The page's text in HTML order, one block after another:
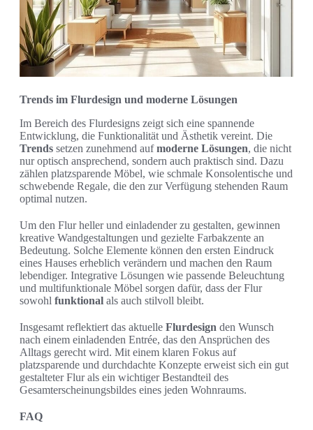
Trends im Flurdesign und moderne Lösungen
Im Bereich des Flurdesigns zeigt sich eine spannende
Entwicklung, die Funktionalität und Ästhetik vereint. Die
Trends setzen zunehmend aufmoderne Lösungen, die nicht
nur optisch ansprechend, sondern auch praktisch sind. Dazu
zählen platzsparende Möbel, wie schmale Konsolentische und
schwebende Regale, die den zur Verfügung stehenden Raum
optimal nutzen.
Um den Flur heller und einladender zu gestalten, gewinnen
kreative Wandgestaltungen und gezielte Farbakzente an
Bedeutung. Solche Elemente können den ersten Eindruck
eines Hauses erheblich verändern und machen den Raum
lebendiger. Integrative Lösungen wie passende Beleuchtung
und multifunktionale Möbel sorgen dafür, dass der Flur
sowohl funktional als auch stilvoll bleibt.
Insgesamt reflektiert das aktuelle Flurdesign den Wunsch
nach einem einladenden Entrée, das den Ansprüchen des
Alltags gerecht wird. Mit einem klaren Fokus auf
platzsparende und durchdachte Konzepte erweist sich ein gut
gestalteter Flur als ein wichtiger Bestandteil des
Gesamterscheinungsbildes eines jeden Wohnraums.
FAQ